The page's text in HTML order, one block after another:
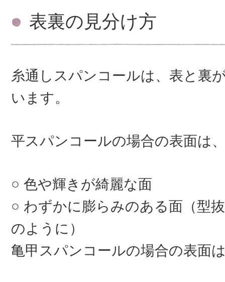
表裏の見分け方
糸通しスパンコールは、表と裏
います。
平スパンコールの場合の表面は
色や輝きが綺麗な面
わずかに膨らみのある面（型
のように）
亀甲スパンコールの場合の表面